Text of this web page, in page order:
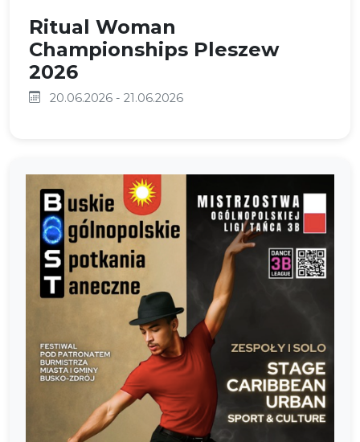
Ritual Woman
Championships Pleszew
2026
20.06.2026 - 21.06.2026